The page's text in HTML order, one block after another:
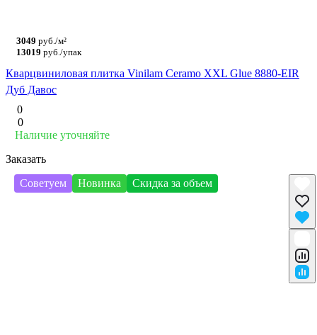
3049 руб./м²
13019 руб./упак
Кварцвиниловая плитка Vinilam Ceramo XXL Glue 8880-EIR
Дуб Давос
0
0
Наличие уточняйте
Заказать
Советуем
Новинка Скидка за объем